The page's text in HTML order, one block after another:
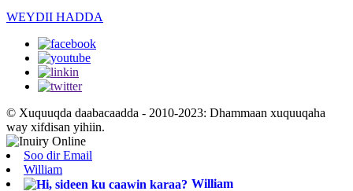
WEYDII HADDA
© Xuquuqda daabacaadda - 2010-2023: Dhammaan xuquuqaha
way xifdisan yihiin.
Soo dir Email
William
William